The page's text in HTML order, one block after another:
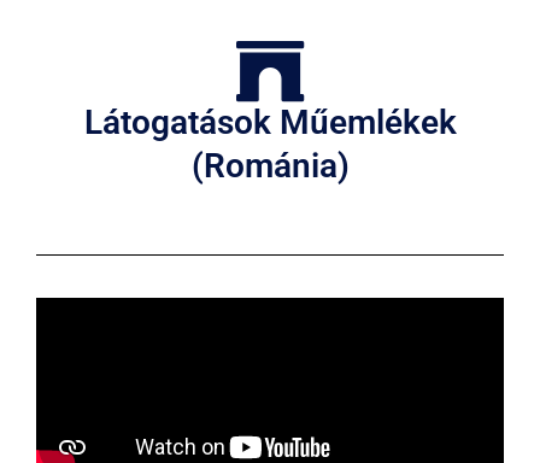
Látogatások Műemlékek
(Románia)